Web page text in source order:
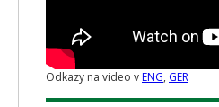
Odkazy na video vENG, GER